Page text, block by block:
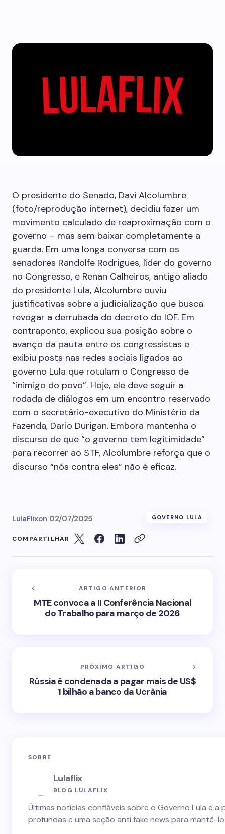
O presidente do Senado, Davi Alcolumbre
(foto/reprodução internet), decidiu fazer um
movimento calculado de reaproximação com o
governo – mas sem baixar completamente a
guarda. Em uma longa conversa com os
senadores Randolfe Rodrigues, líder do governo
no Congresso, e Renan Calheiros, antigo aliado
do presidente Lula, Alcolumbre ouviu
justificativas sobre a judicialização que busca
revogar a derrubada do decreto do IOF. Em
contraponto, explicou sua posição sobre o
avanço da pauta entre os congressistas e
exibiu posts nas redes sociais ligados ao
governo Lula que rotulam o Congresso de
“inimigo do povo”. Hoje, ele deve seguir a
rodada de diálogos em um encontro reservado
com o secretário-executivo do Ministério da
Fazenda, Dario Durigan. Embora mantenha o
discurso de que “o governo tem legitimidade”
para recorrer ao STF, Alcolumbre reforça que o
discurso “nós contra eles” não é eficaz.
LulaFlixon 02/07/2025 GOVERNO LULA
COMPARTILHAR
ARTIGO ANTERIOR
MTE convoca a II Conferência Nacional
do Trabalho para março de 2026
PRÓXIMO ARTIGO
Rússia é condenada a pagar mais de US$
1 bilhão a banco da Ucrânia
SOBRE
Lulaflix
BLOG LULAFLIX
Últimas notícias confiáveis sobre o Governo Lula e
profundas e uma seção anti fake news para mantê-